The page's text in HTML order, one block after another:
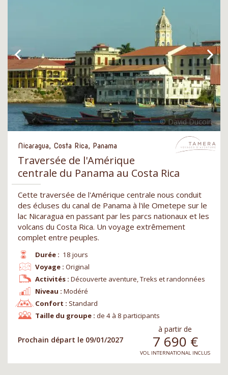
Nicaragua, Costa Rica, Panama
Traversée de l'Amérique
centrale du Panama au Costa Rica
Cette traversée de l'Amérique centrale nous conduit
des écluses du canal de Panama à l'ile Ometepe sur le
lac Nicaragua en passant par les parcs nationaux et les
volcans du Costa Rica. Un voyage extrêmement
complet entre peuples.
Durée : 18 jours
Niveau : Modéré
Voyage : Original
Confort : Standard
Activités : Découverte aventure, Treks et randonnées
Taille du groupe : de 4 à 8 participants
Prochain départ le 09/01/2027
à partir de
7 690 €
VOL INTERNATIONAL INCLUS